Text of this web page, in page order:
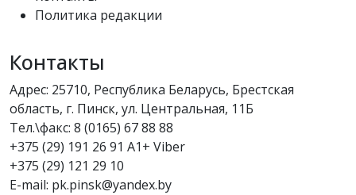
Политика редакции
Контакты
Адрес: 25710, Республика Беларусь, Брестская
область, г. Пинск, ул. Центральная, 11Б
Тел.\факс: 8 (0165) 67 88 88
+375 (29) 191 26 91 A1+ Viber
+375 (29) 121 29 10
E-mail: pk.pinsk@yandex.by